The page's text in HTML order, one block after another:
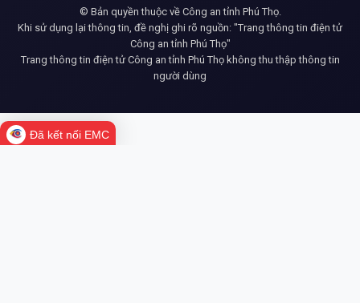
© Bản quyền thuộc về Công an tỉnh Phú Thọ.
Khi sử dụng lại thông tin, đề nghị ghi rõ nguồn: "Trang thông tin điện tử
Công an tỉnh Phú Thọ"
Trang thông tin điện tử Công an tỉnh Phú Thọ không thu thập thông tin
người dùng
Đã kết nối EMC